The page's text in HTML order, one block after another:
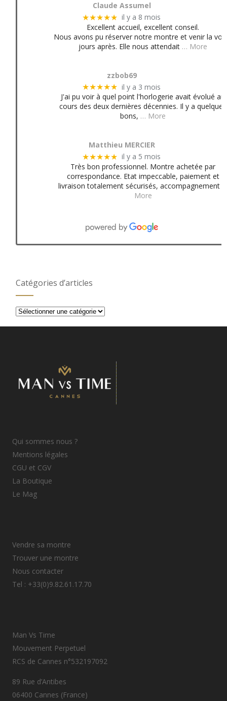
Claude Assumel
★★★★★ il y a 8 mois
Excellent accueil, excellent conseil.
Nous avons pu réserver notre montre et venir la
jours après. Elle nous attendait … More
zzbob69
★★★★★ il y a 3 mois
J'ai pu voir à quel point l'horlogerie avait évolué au
cours des deux dernières décennies. Il y a quelques
bons, … More
Matthieu MERCIER
★★★★★ il y a 5 mois
Très bon professionnel. Montre achetée par
correspondance. Etat impeccable, paiement et
livraison totalement sécurisés, accompagnement
More
Catégories d’articles
Catégories
Qui sommes nous ?
Mentions légales
CGU et CGV
La Boutique
Le Mag
Vendre sa montre
Trouver une montre
Nous contacter
Tel : +33(0)9.82.61.17.70
Man Vs Time
Mouvement Perpetuel
RCS de Cannes n°532197092
89 Rue d’Antibes
06400 Cannes (France)